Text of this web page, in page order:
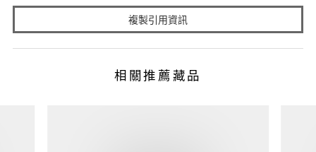
複製引用資訊
相關推薦藏品